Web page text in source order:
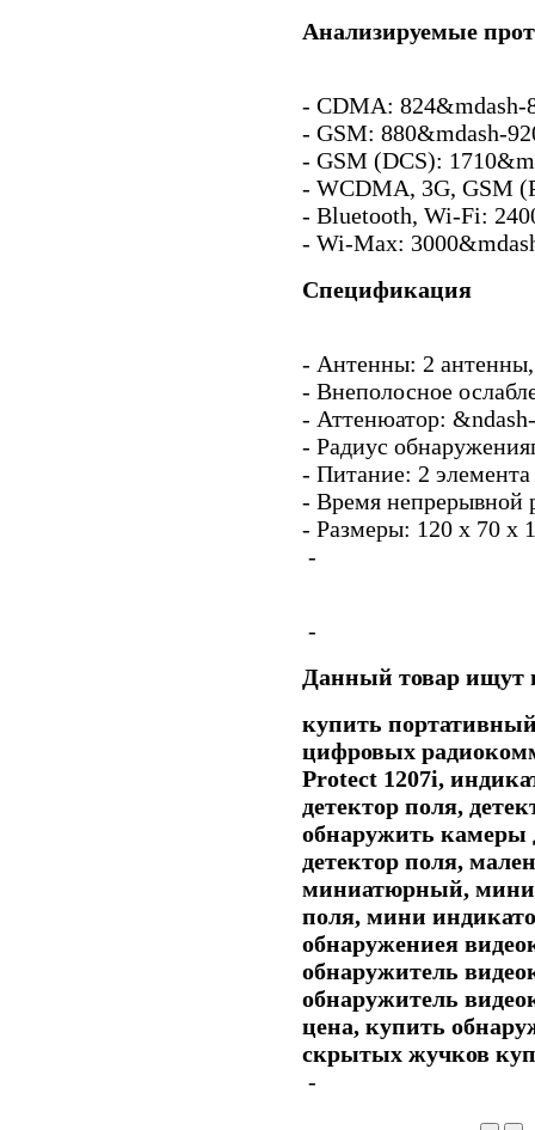
Анализируемые
- CDMA:
- GSM: 880&mdash-
- GSM (DCS):
- WCDMA, 3G, GSM
- Bluetooth, Wi-Fi:
- Wi-Max:
Спецификация
- Антенны: 2 антенны,
- Внеполосное
- Аттенюатор:
- Радиус
- Питание: 2
- Время непрерывной
- Размеры: 120 х 70 х
-
-
Данный товар ищут
купить
цифровых
Protect 1207i,
детектор поля,
обнаружить камеры
детектор поля,
миниатюрный, мини
поля, мини
обнаружениея
обнаружитель
обнаружитель
цена, купить
скрытых жучков
-